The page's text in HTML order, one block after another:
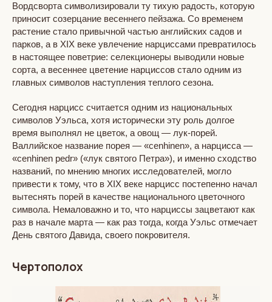
Вордсворта символизировали ту тихую радость, которую
приносит созерцание весеннего пейзажа. Со временем
растение стало привычной частью английских садов и
парков, а в XIX веке увлечение нарциссами превратилось
в настоящее поветрие: селекционеры выводили новые
сорта, а весеннее цветение нарциссов стало одним из
главных символов наступления теплого сезона.
Сегодня нарцисс считается одним из национальных
символов Уэльса, хотя исторически эту роль долгое
время выполнял не цветок, а овощ — лук-порей.
Валлийское название порея — «cenhinen», а нарцисса —
«cenhinen pedr» («лук святого Петра»), и именно сходство
названий, по мнению многих исследователей, могло
привести к тому, что в XIX веке нарцисс постепенно начал
вытеснять порей в качестве национального цветочного
символа. Немаловажно и то, что нарциссы зацветают как
раз в начале марта — как раз тогда, когда Уэльс отмечает
День святого Давида, своего покровителя.
Чертополох